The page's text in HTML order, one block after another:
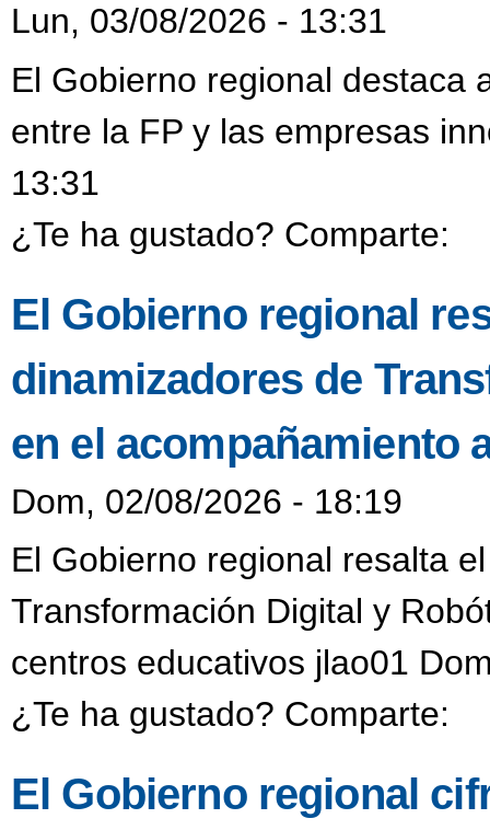
Lun, 03/08/2026 - 13:31
El Gobierno regional destaca
entre la FP y las empresas
13:31
¿Te ha gustado? Comparte:
El Gobierno regional
dinamizadores de
en el acompañamiento
Dom, 02/08/2026 - 18:19
El Gobierno regional resalta
Transformación Digital y
centros educativos jlao01
¿Te ha gustado? Comparte:
El Gobierno regional